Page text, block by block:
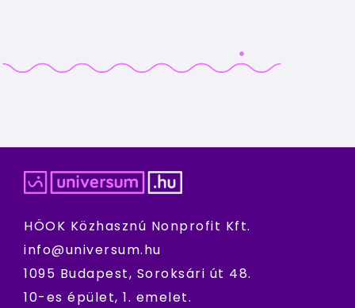
HÖOK Közhasznú Nonprofit Kft.
info@universum.hu
1095 Budapest, Soroksári út 48.
10-es épület, 1. emelet.